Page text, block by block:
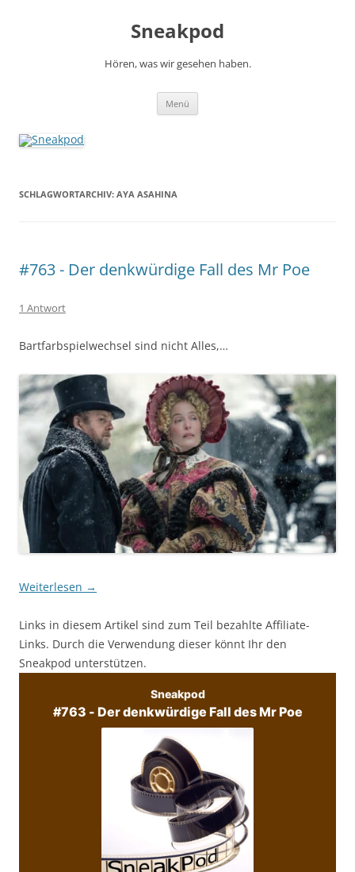
Sneakpod
Hören, was wir gesehen haben.
Menü
SCHLAGWORTARCHIV: AYA ASAHINA
#763 - Der denkwürdige Fall des Mr Poe
1 Antwort
Bartfarbspielwechsel sind nicht Alles,…
Weiterlesen →
Links in diesem Artikel sind zum Teil bezahlte Affiliate-
Links. Durch die Verwendung dieser könnt Ihr den
Sneakpod unterstützen.